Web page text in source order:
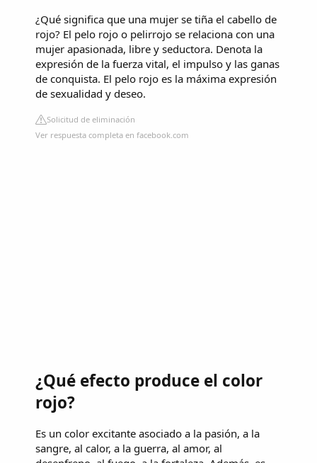
¿Qué significa que una mujer se tiña el cabello de
rojo? El pelo rojo o pelirrojo se relaciona con una
mujer apasionada, libre y seductora. Denota la
expresión de la fuerza vital, el impulso y las ganas
de conquista. El pelo rojo es la máxima expresión
de sexualidad y deseo.
Solicitud de eliminación
Ver respuesta completa en facebook.com
¿Qué efecto produce el color
rojo?
Es un color excitante asociado a la pasión, a la
sangre, al calor, a la guerra, al amor, al